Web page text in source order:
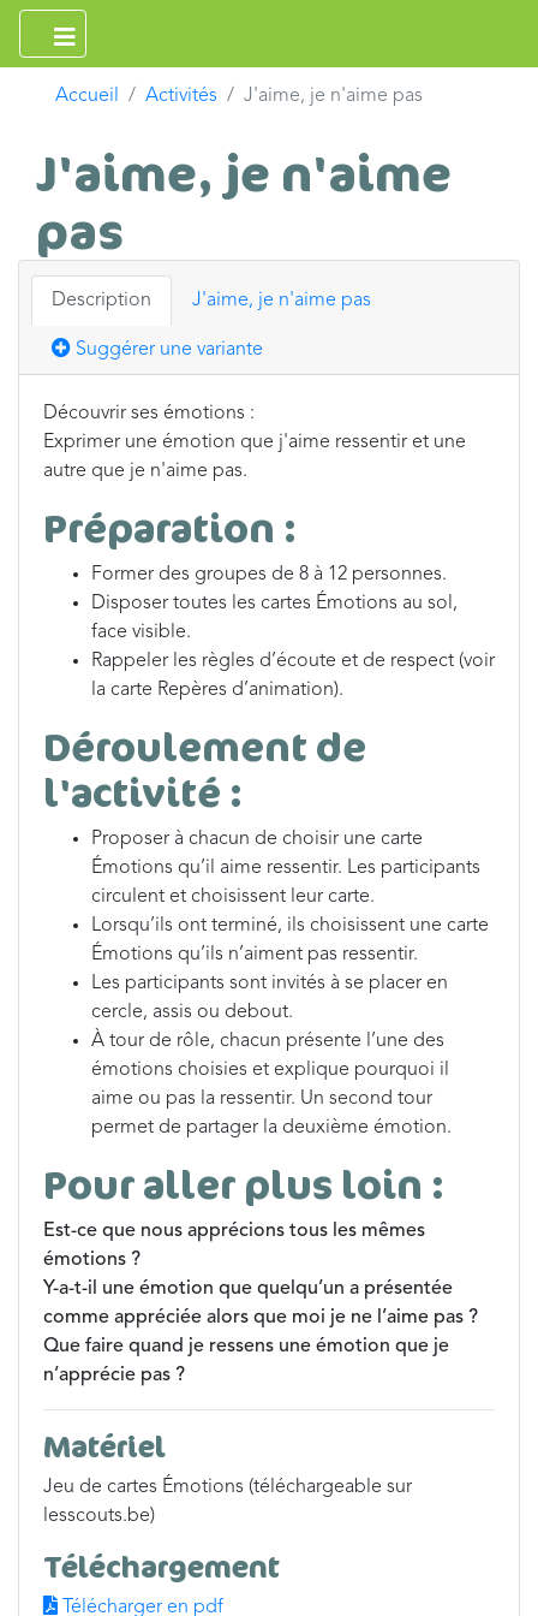
Accueil Activités J'aime, je n'aime pas
J'aime, je n'aime
pas
Description J'aime, je n'aime pas
Suggérer une variante
Découvrir ses émotions :
Exprimer une émotion que j'aime ressentir et une
autre que je n'aime pas.
Préparation :
Former des groupes de 8 à 12 personnes.
Disposer toutes les cartes Émotions au sol,
face visible.
Rappeler les règles d’écoute et de respect (voir
la carte Repères d’animation).
Déroulement de
l'activité :
Proposer à chacun de choisir une carte
Émotions qu’il aime ressentir. Les participants
circulent et choisissent leur carte.
Lorsqu’ils ont terminé, ils choisissent une carte
Émotions qu’ils n’aiment pas ressentir.
Les participants sont invités à se placer en
cercle, assis ou debout.
À tour de rôle, chacun présente l’une des
émotions choisies et explique pourquoi il
aime ou pas la ressentir. Un second tour
permet de partager la deuxième émotion.
Pour aller plus loin :
Est-ce que nous apprécions tous les mêmes
émotions ?
Y-a-t-il une émotion que quelqu’un a présentée
comme appréciée alors que moi je ne l’aime pas ?
Que faire quand je ressens une émotion que je
n’apprécie pas ?
Matériel
Jeu de cartes Émotions (téléchargeable sur
lesscouts.be)
Téléchargement
Télécharger en pdf